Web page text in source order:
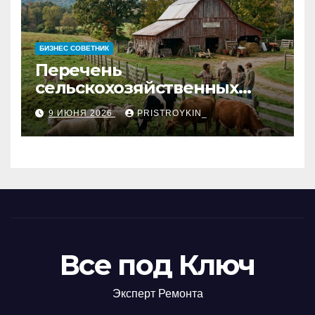
БИЗНЕС СОВЕТНИК
Перечень
сельскохозяйственных
животных и информация о
структуре
сельскохозяйственных
9 ИЮНЯ 2026 PRISTROYKIN_
Все под Ключ
Эксперт Ремонта